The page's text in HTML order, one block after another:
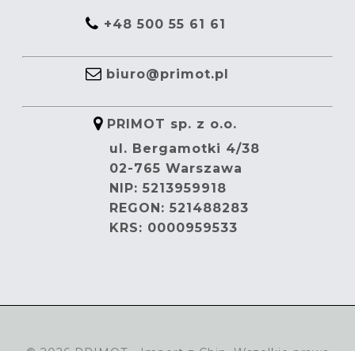
+48 500 55 61 61
biuro@primot.pl
PRIMOT sp. z o.o.
ul. Bergamotki 4/38
02-765 Warszawa
NIP: 5213959918
REGON: 521488283
KRS: 0000959533